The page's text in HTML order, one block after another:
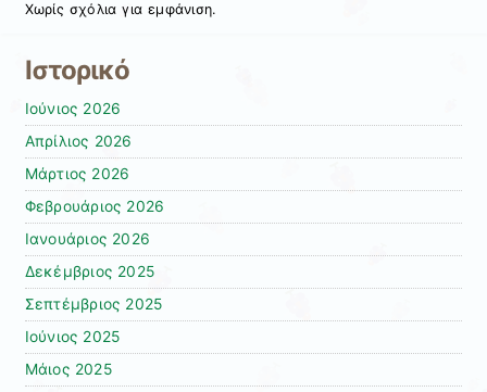
Χωρίς σχόλια για εμφάνιση.
Ιστορικό
Ιούνιος 2026
Απρίλιος 2026
Μάρτιος 2026
Φεβρουάριος 2026
Ιανουάριος 2026
Δεκέμβριος 2025
Σεπτέμβριος 2025
Ιούνιος 2025
Μάιος 2025